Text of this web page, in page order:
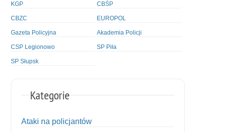
KGP CBŚP
CBZC EUROPOL
Gazeta Policyjna Akademia Policji
CSP Legionowo SP Piła
SP Słupsk
Kategorie
Ataki na policjantów